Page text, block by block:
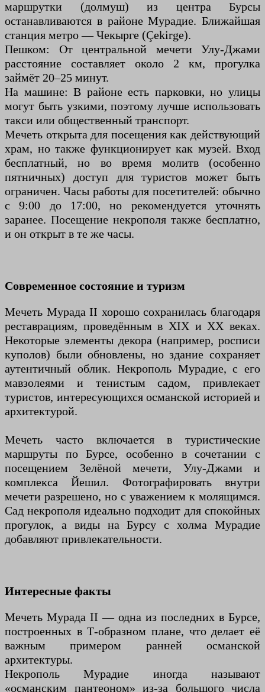
маршрутки (долмуш) из центра Бурсы
останавливаются в районе Мурадие. Ближайшая
станция метро — Чекырге (Çekirge).
Пешком: От центральной мечети Улу-Джами
расстояние составляет около 2 км, прогулка
займёт 20–25 минут.
На машине: В районе есть парковки, но улицы
могут быть узкими, поэтому лучше использовать
такси или общественный транспорт.
Мечеть открыта для посещения как действующий
храм, но также функционирует как музей. Вход
бесплатный, но во время молитв (особенно
пятничных) доступ для туристов может быть
ограничен. Часы работы для посетителей: обычно
с 9:00 до 17:00, но рекомендуется уточнять
заранее. Посещение некрополя также бесплатно,
и он открыт в те же часы.
Современное состояние и туризм
Мечеть Мурада II хорошо сохранилась благодаря
реставрациям, проведённым в XIX и XX веках.
Некоторые элементы декора (например, росписи
куполов) были обновлены, но здание сохраняет
аутентичный облик. Некрополь Мурадие, с его
мавзолеями и тенистым садом, привлекает
туристов, интересующихся османской историей и
архитектурой.
Мечеть часто включается в туристические
маршруты по Бурсе, особенно в сочетании с
посещением Зелёной мечети, Улу-Джами и
комплекса Йешил. Фотографировать внутри
мечети разрешено, но с уважением к молящимся.
Сад некрополя идеально подходит для спокойных
прогулок, а виды на Бурсу с холма Мурадие
добавляют привлекательности.
Интересные факты
Мечеть Мурада II — одна из последних в Бурсе,
построенных в Т-образном плане, что делает её
важным примером ранней османской
архитектуры.
Некрополь Мурадие иногда называют
«османским пантеоном» из-за большого числа